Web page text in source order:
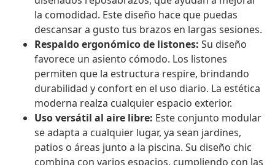
la comodidad. Este diseño hace que puedas
descansar a gusto tus brazos en largas sesiones.
Respaldo ergonómico de listones: Su diseño
favorece un asiento cómodo. Los listones
permiten que la estructura respire, brindando
durabilidad y confort en el uso diario. La estética
moderna realza cualquier espacio exterior.
Uso versátil al aire libre: Este conjunto modular
se adapta a cualquier lugar, ya sean jardines,
patios o áreas junto a la piscina. Su diseño chic
combina con varios espacios, cumpliendo con las